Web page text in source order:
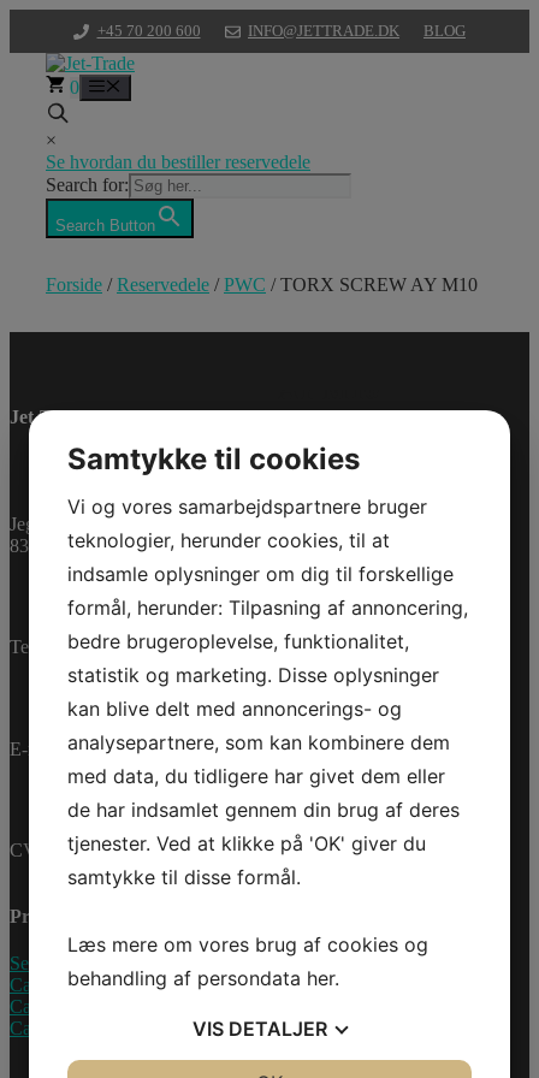
indhold
+45 70 200 600 INFO@JETTRADE.DK BLOG
0
×
Se hvordan du bestiller reservedele
Search for:
Search Button
Forside /Reservedele /PWC / TORX SCREW AY M10
Varenummer (SKU):
0462417 Kategorier:
Reservedele
Jet-Trade Powersport
Jegstrupvej 280
8361 Hasselager
Telefon:+45 70 200 600
E-mail:info@jettrade.dk
CVR-nummer: 27233678
Produkter
Sea-Doo Vandscooter
Can-Am ATV
Can-Am UTV
Can-Am Roadster
Samtykke til cookies
Vi og vores samarbejdspartnere bruger
teknologier, herunder cookies, til at
indsamle oplysninger om dig til forskellige
formål, herunder: Tilpasning af annoncering,
bedre brugeroplevelse, funktionalitet,
statistik og marketing. Disse oplysninger
kan blive delt med annoncerings- og
analysepartnere, som kan kombinere dem
med data, du tidligere har givet dem eller
de har indsamlet gennem din brug af deres
tjenester. Ved at klikke på 'OK' giver du
samtykke til disse formål.
Læs mere om vores brug af cookies og
behandling af persondata her.
VIS DETALJER